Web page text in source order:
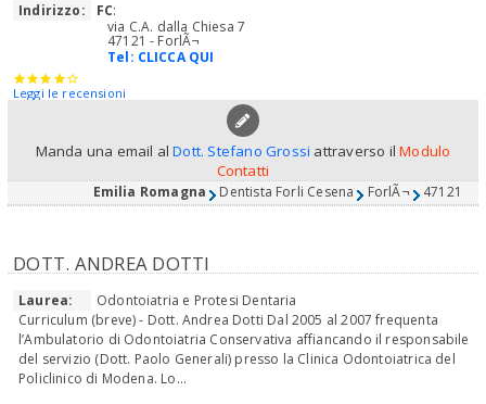
Indirizzo:
FC:
via C.A. dalla Chiesa 7
47121 - ForlÃ¬
Tel: CLICCA QUI
Leggi le recensioni
Manda una email alDott. Stefano Grossi attraverso ilModulo
Contatti
Emilia Romagna Dentista Forli Cesena ForlÃ¬ 47121
DOTT. ANDREA DOTTI
Laurea:
Odontoiatria e Protesi Dentaria
Curriculum (breve) - Dott. Andrea Dotti Dal 2005 al 2007 frequenta
l’Ambulatorio di Odontoiatria Conservativa affiancando il responsabile
del servizio (Dott. Paolo Generali) presso la Clinica Odontoiatrica del
Policlinico di Modena. Lo...